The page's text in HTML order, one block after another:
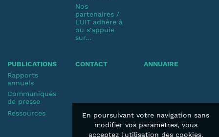
Nos
partenaires /
L'UIT adhère à
ou s'appuie
sur...
PUBLICATIONS
Rapports
annuels
Communiqués
de presse
Ressources
CONTACT ANNUAIRE
En poursuivant votre navigation sans
modifier vos paramètres, vous
acceptez l'utilisation des cookies.